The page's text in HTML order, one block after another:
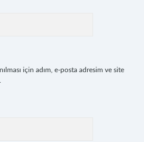
için adım, e-posta adresim ve site